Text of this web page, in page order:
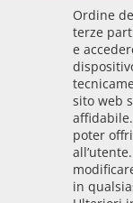
Codice Fiscale
92009700458
Codice IPA
odpt_to
Linee
Sito
per i servizi
Ordine
terze
e
sito web
poter
in